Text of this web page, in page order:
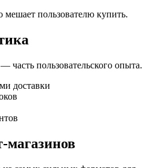
пользователю купить.
часть пользовательского опыта.
доставки
магазинов